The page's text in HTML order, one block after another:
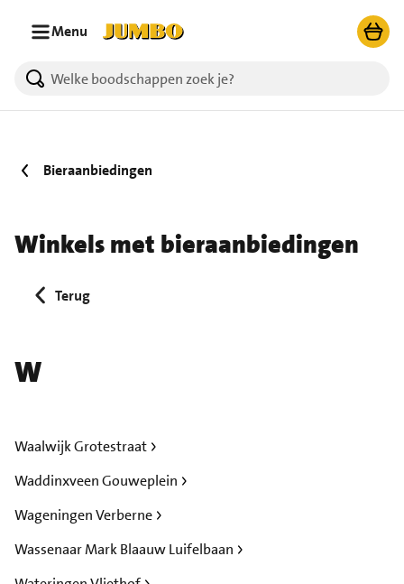
Menu
Bieraanbiedingen
Winkels met bieraanbiedingen
Terug
W
Waalwijk Grotestraat
Waddinxveen Gouweplein
Wageningen Verberne
Wassenaar Mark Blaauw Luifelbaan